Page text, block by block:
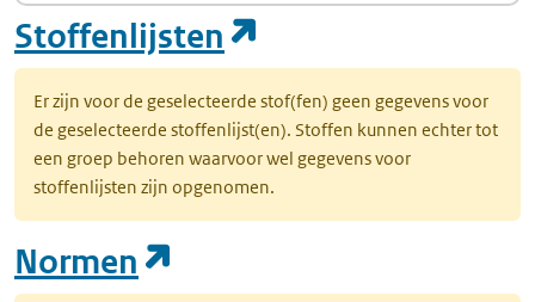
Stoffenlijsten
Er zijn voor de geselecteerde stof(fen) geen gegevens voor
de geselecteerde stoffenlijst(en). Stoffen kunnen echter tot
een groep behoren waarvoor wel gegevens voor
stoffenlijsten zijn opgenomen.
Normen